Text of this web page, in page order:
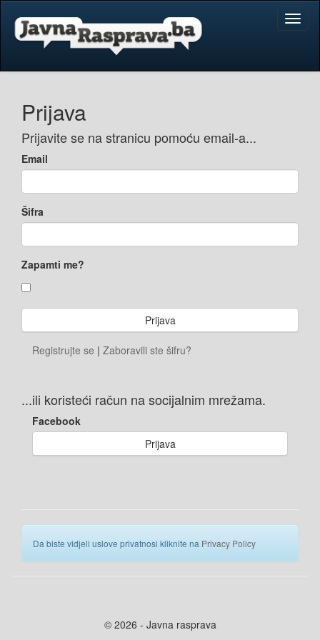
Prijava
Prijavite se na stranicu pomoću email-a...
Email
Šifra
Zapamti me?
Registrujte se | Zaboravili ste šifru?
...ili koristeći račun na socijalnim mrežama.
Facebook
Prijava
Da biste vidjeli uslove privatnosi kliknite na Privacy Policy
© 2026 - Javna rasprava